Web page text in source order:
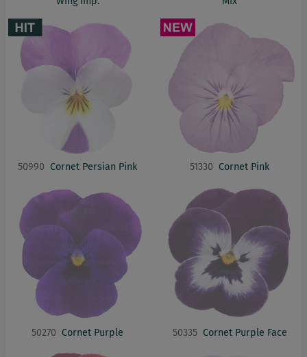
50990 Cornet Persian Pink 51330 Cornet Pink
50270 Cornet Purple 50335 Cornet Purple Face